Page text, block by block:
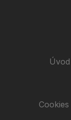
Úvod
Cookies